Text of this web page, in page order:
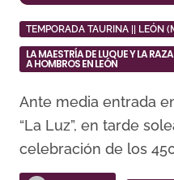
TEMPORADA TAURINA || LEÓN
LA MAESTRÍA DE LUQUE Y LA
A HOMBROS EN LEÓN
Ante media entrada en el coso Monumental
“La Luz”, en tarde
celebración de los